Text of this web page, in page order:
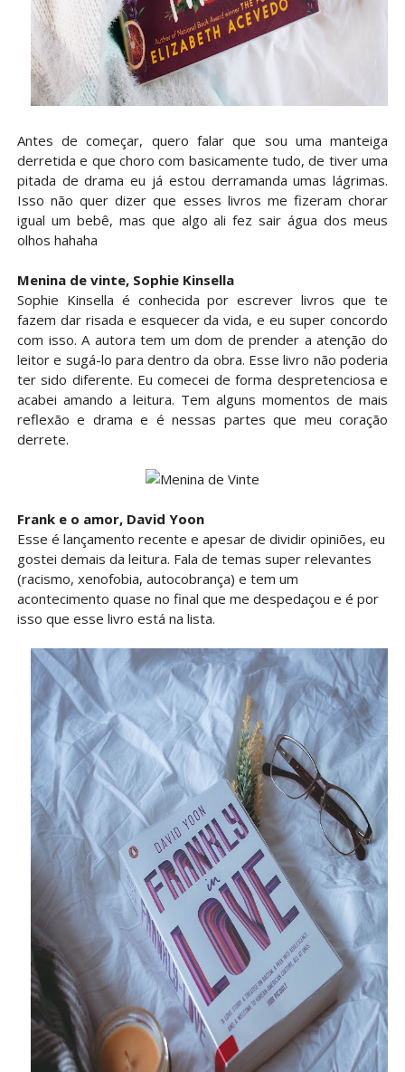
Antes de começar, quero falar que sou uma manteiga
derretida e que choro com basicamente tudo, de tiver uma
pitada de drama eu já estou derramanda umas lágrimas.
Isso não quer dizer que esses livros me fizeram chorar
igual um bebê, mas que algo ali fez sair água dos meus
olhos hahaha
Menina de vinte, Sophie Kinsella
Sophie Kinsella é conhecida por escrever livros que te
fazem dar risada e esquecer da vida, e eu super concordo
com isso. A autora tem um dom de prender a atenção do
leitor e sugá-lo para dentro da obra. Esse livro não poderia
ter sido diferente. Eu comecei de forma despretenciosa e
acabei amando a leitura. Tem alguns momentos de mais
reflexão e drama e é nessas partes que meu coração
derrete.
Frank e o amor, David Yoon
Esse é lançamento recente e apesar de dividir opiniões, eu
gostei demais da leitura. Fala de temas super relevantes
(racismo, xenofobia, autocobrança) e tem um
acontecimento quase no final que me despedaçou e é por
isso que esse livro está na lista.